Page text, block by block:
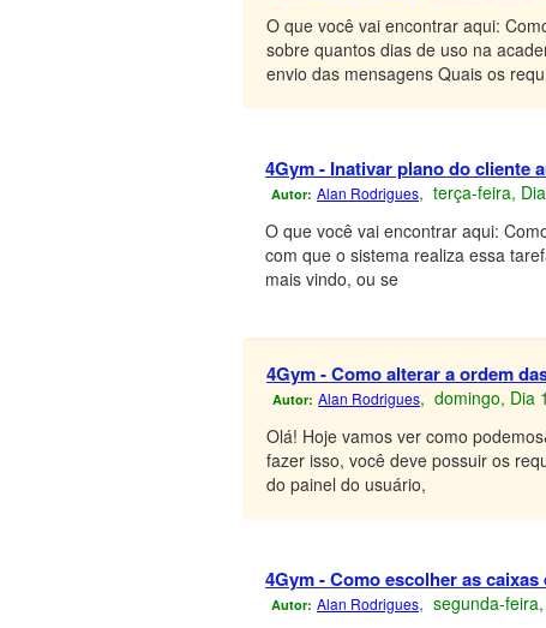
O que você vai encontrar aqui:
sobre quantos dias de uso na
envio das mensagens Quais os requ
4Gym - Inativar plano do cliente
Autor: Alan Rodrigues, terça-feira,
O que você vai encontrar aqui:
com que o sistema realiza essa
mais vindo, ou se
4Gym - Como alterar a ordem
Autor: Alan Rodrigues, domingo, Dia
Olá! Hoje vamos ver como
fazer isso, você deve possuir os
do painel do usuário,
4Gym - Como escolher as
Autor: Alan Rodrigues, segunda-